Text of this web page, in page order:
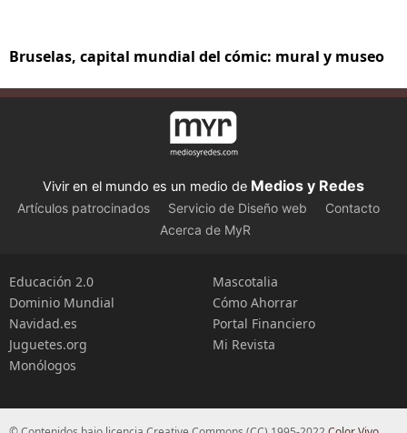
Bruselas, capital mundial del cómic: mural y museo
Vivir en el mundo es un medio de Medios y Redes
Artículos patrocinados Servicio de Diseño web
Contacto
Acerca de MyR
Educación 2.0
Dominio Mundial
Navidad.es
Juguetes.org
Monólogos
Mascotalia
Cómo Ahorrar
Portal Financiero
Mi Revista